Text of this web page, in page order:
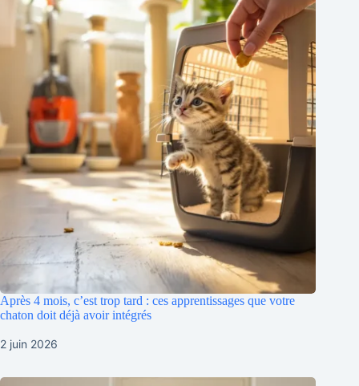
Après 4 mois, c’est trop tard : ces apprentissages que votre
chaton doit déjà avoir intégrés
2 juin 2026